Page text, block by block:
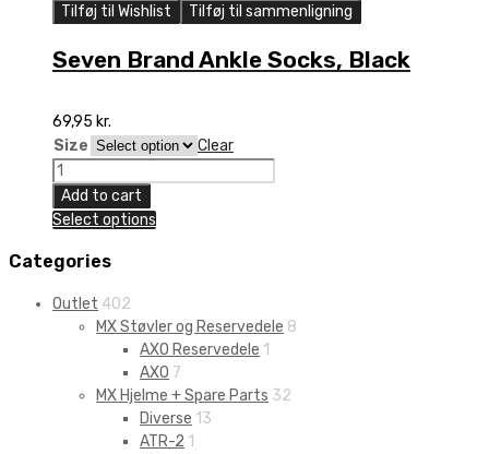
Tilføj til Wishlist Tilføj til sammenligning
Seven Brand Ankle Socks, Black
69,95 kr.
Size
Clear
Seven
Brand
Ankle
Black
Add to cart
Select options
Categories
Outlet 402
MX Støvler og Reservedele 8
AXO Reservedele 1
AXO 7
MX Hjelme + Spare Parts 32
Diverse 13
ATR-2 1